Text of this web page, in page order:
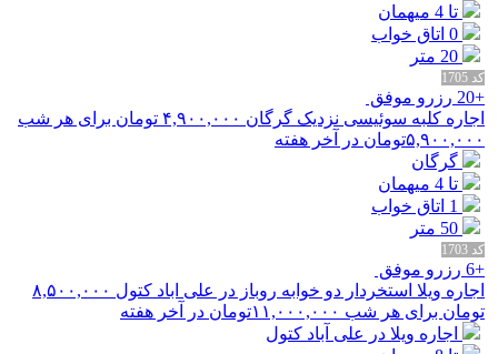
تا 4 میهمان
0 اتاق خواب
20 متر
کد 1705
+20 رزرو موفق
اجاره کلبه سوئیسی نزدیک گرگان ۴,۹۰۰,۰۰۰ تومان برای هر شب
۵,۹۰۰,۰۰۰تومان در آخر هفته
گرگان
تا 4 میهمان
1 اتاق خواب
50 متر
کد 1703
+6 رزرو موفق
اجاره ویلا استخردار دو خوابه روباز در علی اباد کتول ۸,۵۰۰,۰۰۰
تومان برای هر شب ۱۱,۰۰۰,۰۰۰تومان در آخر هفته
اجاره ویلا در علی آباد کتول